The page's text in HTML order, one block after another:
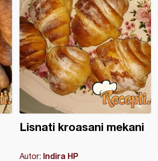
Lisnati kroasani mekani
Autor: Indira HP